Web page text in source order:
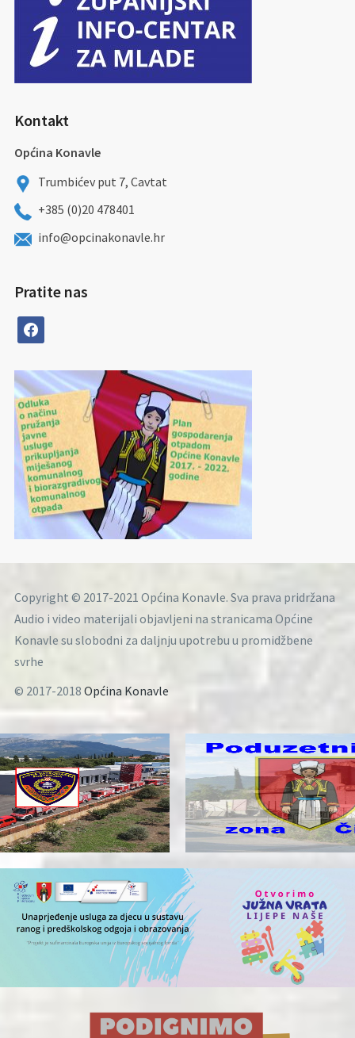
Kontakt
Općina Konavle
Trumbićev put 7, Cavtat
+385 (0)20 478401
info@opcinakonavle.hr
Pratite nas
facebook
Copyright © 2017-2021 Općina Konavle. Sva prava pridržana
Audio i video materijali objavljeni na stranicama Općine
Konavle su slobodni za daljnju upotrebu u promidžbene
svrhe
© 2017-2018 Općina Konavle